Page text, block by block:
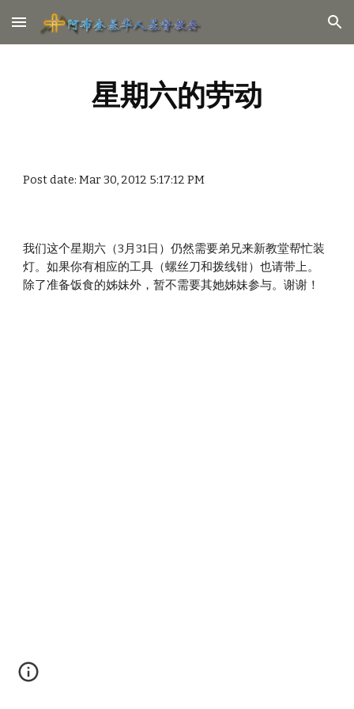
Skip to main content Skip to navigation
星期六的劳动
Post date: Mar 30, 2012 5:17:12 PM
我们这个星期六（3月31日）仍然需要弟兄来新教堂帮忙装
灯。如果你有相应的工具（螺丝刀和拨线钳）也请带上。
除了准备饭食的姊妹外，暂不需要其她姊妹参与。谢谢！